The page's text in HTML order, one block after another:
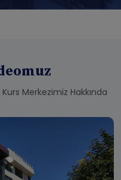
Merkezimiz Hakkında